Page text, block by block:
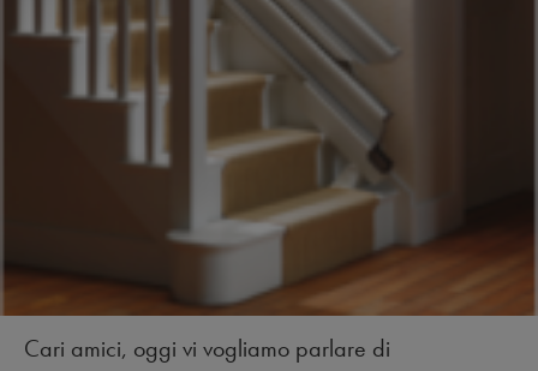
Cari amici, oggi vi vogliamo parlare di